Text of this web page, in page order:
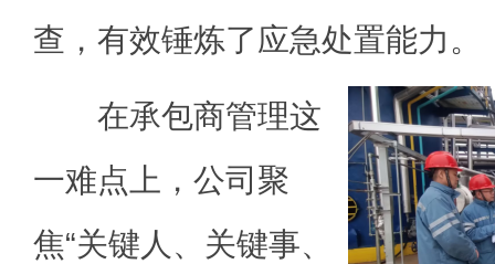
查，有效锤炼了应急处置能力。
在承包商管理这
一难点上，公司聚
焦“关键人、关键事、